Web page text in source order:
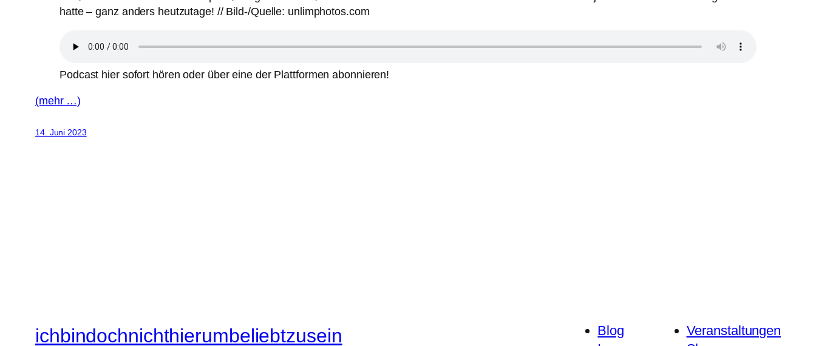
hatte – ganz anders heutzutage! // Bild-/Quelle: unlimphotos.com
Podcast hier sofort hören oder über eine der Plattformen abonnieren!
(mehr …)
14. Juni 2023
ichbindochnichthierumbeliebtzusein
Blog
Veranstaltungen